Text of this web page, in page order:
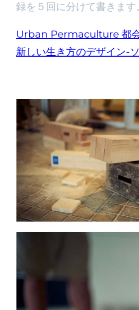
録を５回に分けて書きます
Urban Permaculture 都
新しい生き方のデザイン-